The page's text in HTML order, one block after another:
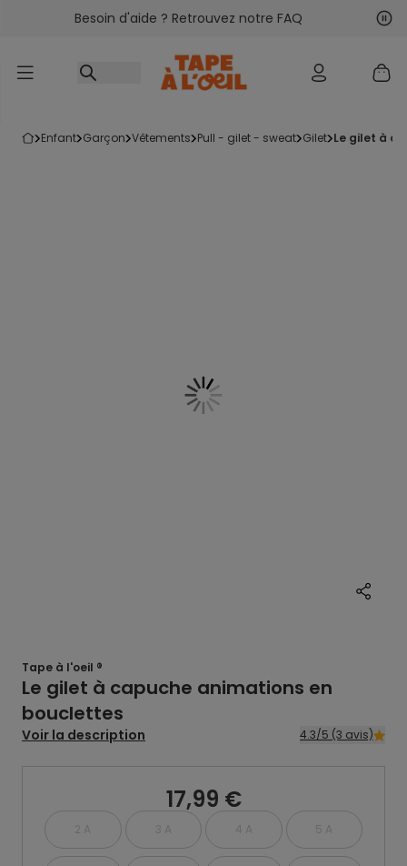
Accéder au contenu
Besoin d'aide ? Retrouvez notre FAQ
enfant garçon vêtements pull - gilet - sweat gilet le gilet à
Tape à l'oeil ®
Le gilet à capuche animations en
bouclettes
Voir la description 4.3/5 (3 avis)
17,99 €
2 A 3 A 4 A 5 A